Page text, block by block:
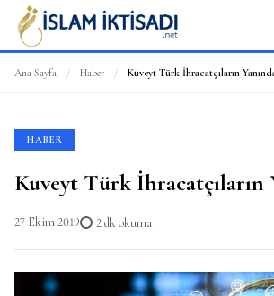
Ana Sayfa / Haber / Kuveyt Türk İhracatçıların
HABER
Kuveyt Türk İhracatçıların
27 Ekim 2019 2 dk okuma